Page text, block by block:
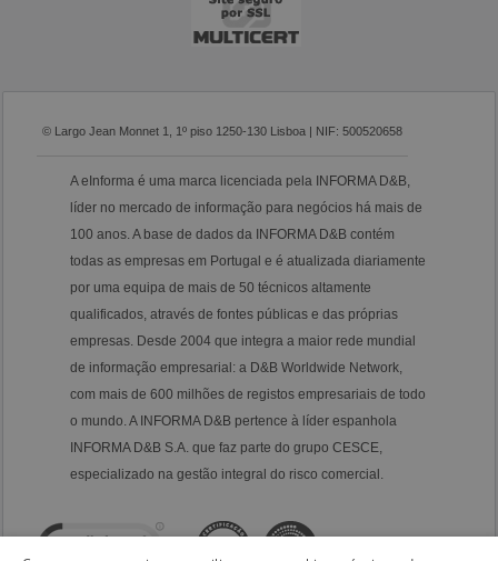
© Largo Jean Monnet 1, 1º piso 1250-130 Lisboa | NIF: 500520658
A eInforma é uma marca licenciada pela INFORMA D&B,
líder no mercado de informação para negócios há mais de
100 anos. A base de dados da INFORMA D&B contém
todas as empresas em Portugal e é atualizada diariamente
por uma equipa de mais de 50 técnicos altamente
qualificados, através de fontes públicas e das próprias
empresas. Desde 2004 que integra a maior rede mundial
de informação empresarial: a D&B Worldwide Network,
com mais de 600 milhões de registos empresariais de todo
o mundo. A INFORMA D&B pertence à líder espanhola
INFORMA D&B S.A. que faz parte do grupo CESCE,
especializado na gestão integral do risco comercial.